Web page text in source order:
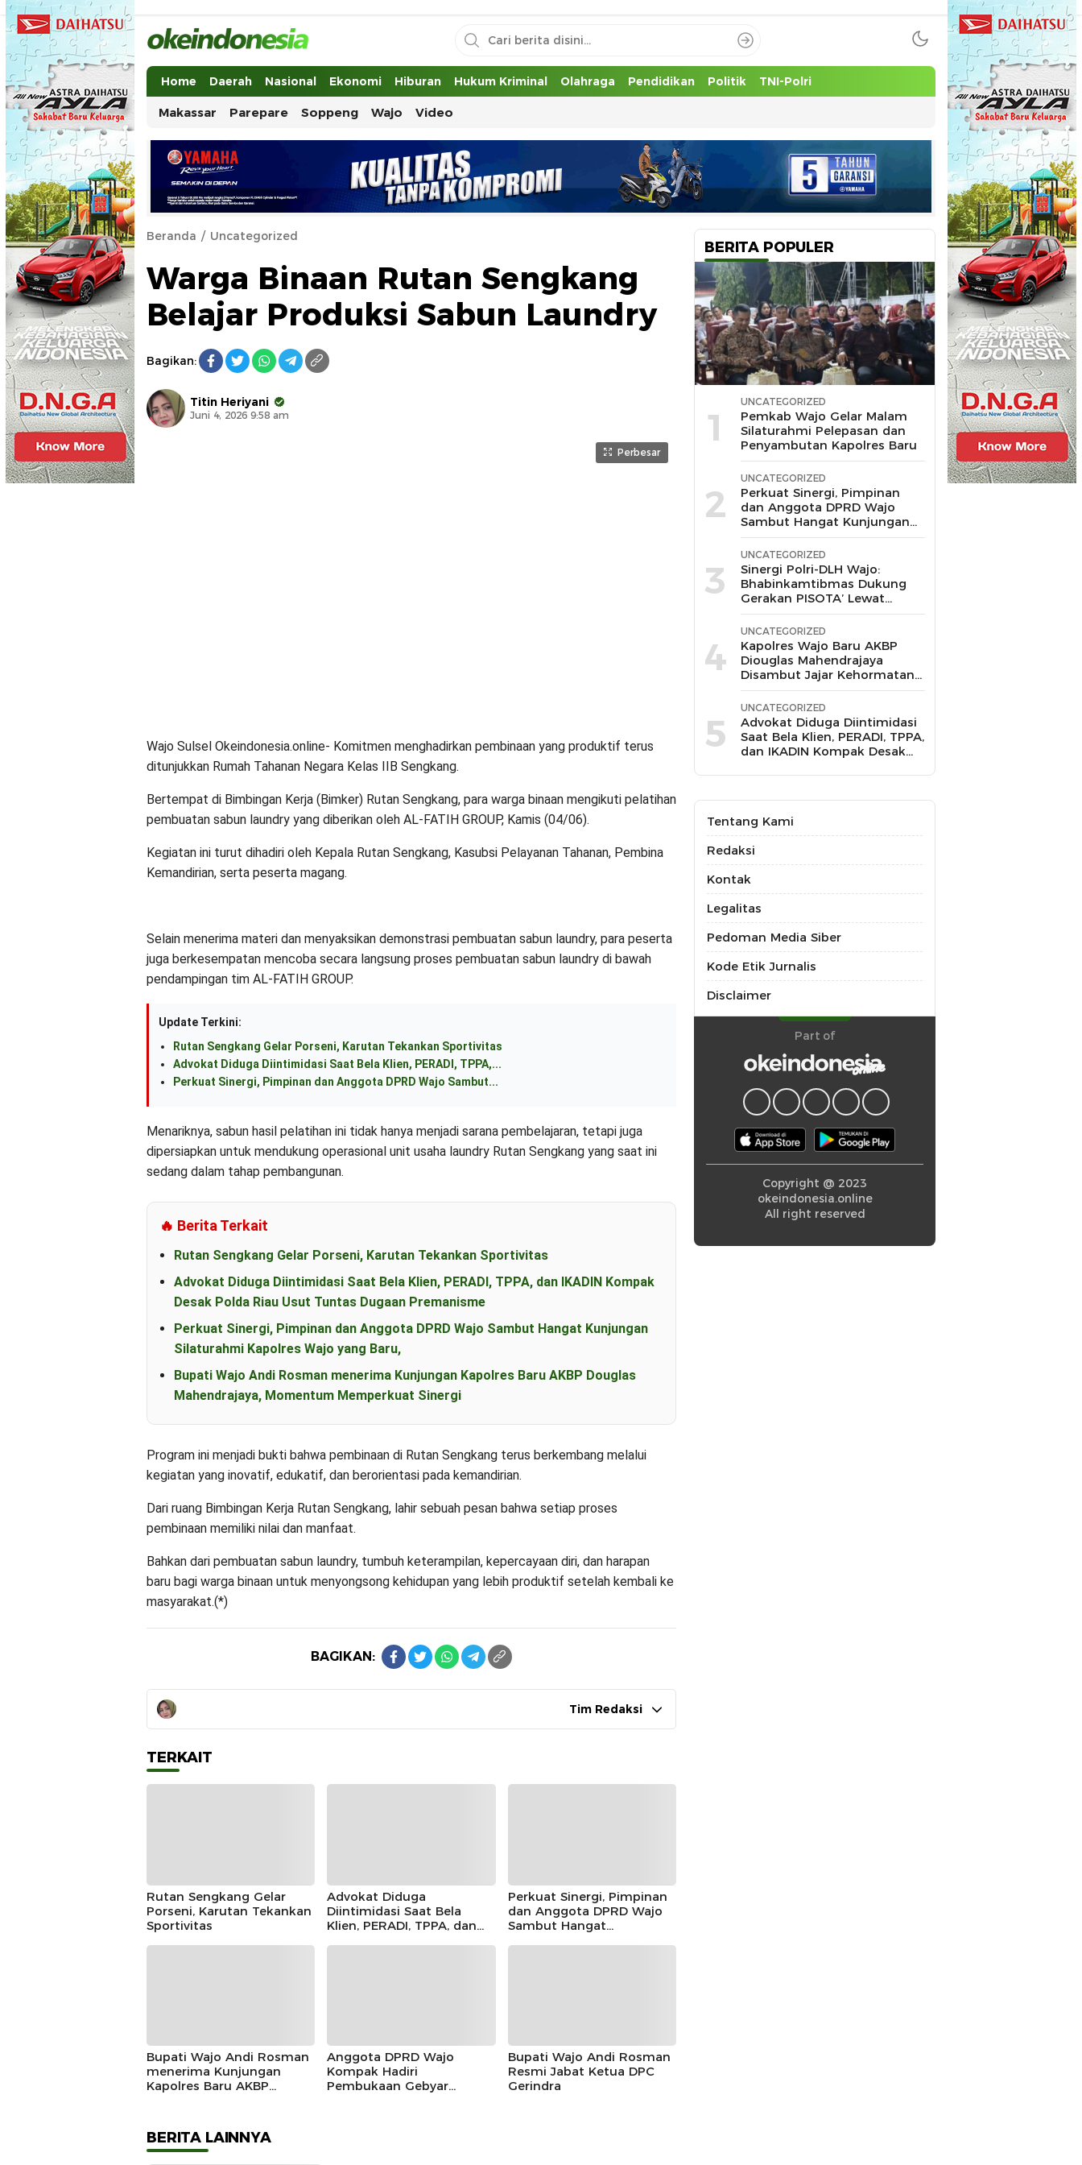
Okeindonesia.Online
Mengonlinekan Indonesia Secara Utuh
Home Daerah Nasional Ekonomi Hiburan Hukum Kriminal Olahraga Pendidikan Politik TNI-Polri
Makassar Parepare Soppeng Wajo Video
Beranda Uncategorized
Warga Binaan Rutan Sengkang
Belajar Produksi Sabun Laundry
Bagikan:
Titin Heriyani
Juni 4, 2026 9:58 am
Perbesar
Wajo Sulsel Okeindonesia.online- Komitmen menghadirkan pembinaan yang produktif terus
ditunjukkan Rumah Tahanan Negara Kelas IIB Sengkang.
Bertempat di Bimbingan Kerja (Bimker) Rutan Sengkang, para warga binaan mengikuti pelatihan
pembuatan sabun laundry yang diberikan oleh AL-FATIH GROUP, Kamis (04/06).
Kegiatan ini turut dihadiri oleh Kepala Rutan Sengkang, Kasubsi Pelayanan Tahanan, Pembina
Kemandirian, serta peserta magang.
Selain menerima materi dan menyaksikan demonstrasi pembuatan sabun laundry, para peserta
juga berkesempatan mencoba secara langsung proses pembuatan sabun laundry di bawah
pendampingan tim AL-FATIH GROUP.
Update Terkini:
Rutan Sengkang Gelar Porseni, Karutan Tekankan Sportivitas
Advokat Diduga Diintimidasi Saat Bela Klien, PERADI, TPPA,...
Perkuat Sinergi, Pimpinan dan Anggota DPRD Wajo Sambut...
Menariknya, sabun hasil pelatihan ini tidak hanya menjadi sarana pembelajaran, tetapi juga
dipersiapkan untuk mendukung operasional unit usaha laundry Rutan Sengkang yang saat ini
sedang dalam tahap pembangunan.
🔥 Berita Terkait
Rutan Sengkang Gelar Porseni, Karutan Tekankan Sportivitas
Advokat Diduga Diintimidasi Saat Bela Klien, PERADI, TPPA, dan IKADIN Kompak
Desak Polda Riau Usut Tuntas Dugaan Premanisme
Perkuat Sinergi, Pimpinan dan Anggota DPRD Wajo Sambut Hangat Kunjungan
Silaturahmi Kapolres Wajo yang Baru,
Bupati Wajo Andi Rosman menerima Kunjungan Kapolres Baru AKBP Douglas
Mahendrajaya, Momentum Memperkuat Sinergi
Program ini menjadi bukti bahwa pembinaan di Rutan Sengkang terus berkembang melalui
kegiatan yang inovatif, edukatif, dan berorientasi pada kemandirian.
Dari ruang Bimbingan Kerja Rutan Sengkang, lahir sebuah pesan bahwa setiap proses
pembinaan memiliki nilai dan manfaat.
Bahkan dari pembuatan sabun laundry, tumbuh keterampilan, kepercayaan diri, dan harapan
baru bagi warga binaan untuk menyongsong kehidupan yang lebih produktif setelah kembali ke
masyarakat.(*)
BAGIKAN:
Tim Redaksi
TERKAIT
Rutan Sengkang Gelar
Porseni, Karutan Tekankan
Sportivitas
Advokat Diduga
Diintimidasi Saat Bela
Klien, PERADI, TPPA, dan
Perkuat Sinergi, Pimpinan
dan Anggota DPRD Wajo
Sambut Hangat
Bupati Wajo Andi Rosman
menerima Kunjungan
Kapolres Baru AKBP
Sinergi
Anggota DPRD Wajo
Kompak Hadiri
Pembukaan Gebyar
Bupati Wajo Andi Rosman
Resmi Jabat Ketua DPC
Gerindra
BERITA LAINNYA
BERITA POPULER
1
UNCATEGORIZED
Pemkab Wajo Gelar Malam
Silaturahmi Pelepasan dan
Penyambutan Kapolres Baru
2
UNCATEGORIZED
Perkuat Sinergi, Pimpinan
dan Anggota DPRD Wajo
Sambut Hangat Kunjungan
Silaturahmi Kapolres Wajo
yang Baru,
3
UNCATEGORIZED
Sinergi Polri-DLH Wajo:
Bhabinkamtibmas Dukung
Gerakan PISOTA’ Lewat
Motor Sampah
4
UNCATEGORIZED
Kapolres Wajo Baru AKBP
Diouglas Mahendrajaya
Disambut Jajar Kehormatan
dan Tari Padduppa
5
UNCATEGORIZED
Advokat Diduga Diintimidasi
Saat Bela Klien, PERADI, TPPA,
dan IKADIN Kompak Desak
Dugaan Premanisme
Tentang Kami
Redaksi
Kontak
Legalitas
Pedoman Media Siber
Kode Etik Jurnalis
Disclaimer
Part of
Copyright @ 2023
okeindonesia.online
All right reserved